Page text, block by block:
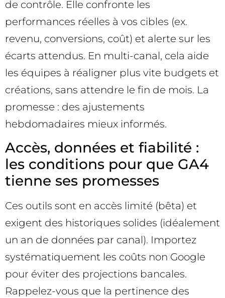
de contrôle. Elle confronte les
performances réelles à vos cibles (ex.
revenu, conversions, coût) et alerte sur les
écarts attendus. En multi-canal, cela aide
les équipes à réaligner plus vite budgets et
créations, sans attendre le fin de mois. La
promesse : des ajustements
hebdomadaires mieux informés.
Accès, données et fiabilité :
les conditions pour que GA4
tienne ses promesses
Ces outils sont en accès limité (bêta) et
exigent des historiques solides (idéalement
un an de données par canal). Importez
systématiquement les coûts non Google
pour éviter des projections bancales.
Rappelez-vous que la pertinence des